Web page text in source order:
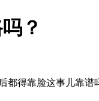
？
得靠脸这事儿靠